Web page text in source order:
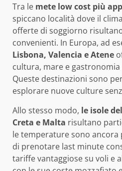
Tra le mete low cost più
spiccano località dove il
offerte di soggiorno
convenienti. In Europa, ad
Lisbona, Valencia e Atene
cultura, mare e
Queste destinazioni sono
esplorare nuove culture
Allo stesso modo, le isole
Creta e Malta risultano
le temperature sono ancora
di prenotare last minute
tariffe vantaggiose su voli e